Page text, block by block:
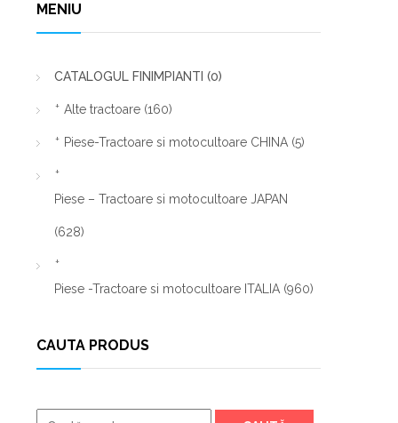
MENIU
CATALOGUL FINIMPIANTI (0)
Alte tractoare (160)
Piese-Tractoare si motocultoare CHINA (5)
Piese – Tractoare si motocultoare JAPAN
(628)
Piese -Tractoare si motocultoare ITALIA (960)
CAUTA PRODUS
Caută